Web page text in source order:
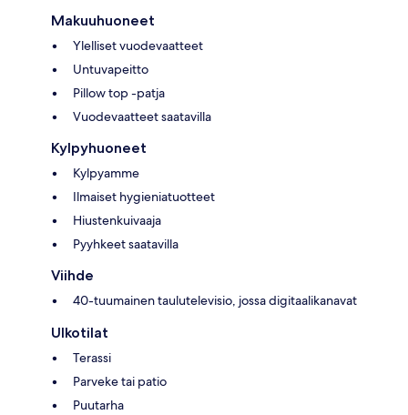
Makuuhuoneet
Ylelliset vuodevaatteet
Untuvapeitto
Pillow top -patja
Vuodevaatteet saatavilla
Kylpyhuoneet
Kylpyamme
Ilmaiset hygieniatuotteet
Hiustenkuivaaja
Pyyhkeet saatavilla
Viihde
40-tuumainen taulutelevisio, jossa digitaalikanavat
Ulkotilat
Terassi
Parveke tai patio
Puutarha